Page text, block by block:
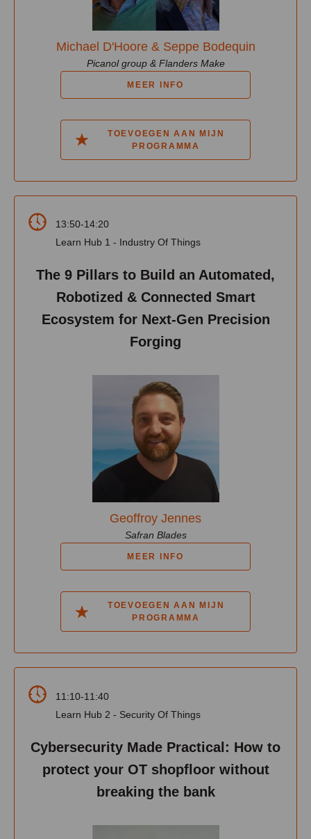
Michael D'Hoore & Seppe Bodequin
Picanol group & Flanders Make
MEER INFO
TOEVOEGEN AAN MIJN
PROGRAMMA
13:50-14:20
Learn Hub 1 - Industry Of Things
The 9 Pillars to Build an Automated,
Robotized & Connected Smart
Ecosystem for Next-Gen Precision
Forging
Geoffroy Jennes
Safran Blades
MEER INFO
TOEVOEGEN AAN MIJN
PROGRAMMA
11:10-11:40
Learn Hub 2 - Security Of Things
Cybersecurity Made Practical: How to
protect your OT shopfloor without
breaking the bank